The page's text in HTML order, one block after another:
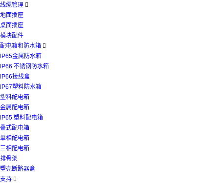
线缆管理 
地面插座
桌面插座
模块配件
配电箱和防水箱 
IP65金属防水箱
IP66 不锈钢防水箱
IP66接线盒
IP67塑料防水箱
塑料配电箱
金属配电箱
IP65 塑料配电箱
叠式配电箱
单相配电箱
三相配电箱
排骨架
塑壳断路器盒
支持 